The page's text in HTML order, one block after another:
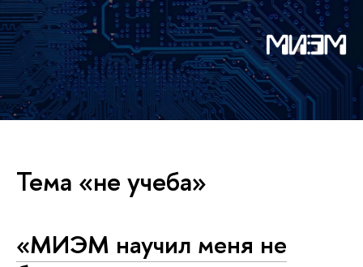
Тема «не учеба»
«МИЭМ научил меня не